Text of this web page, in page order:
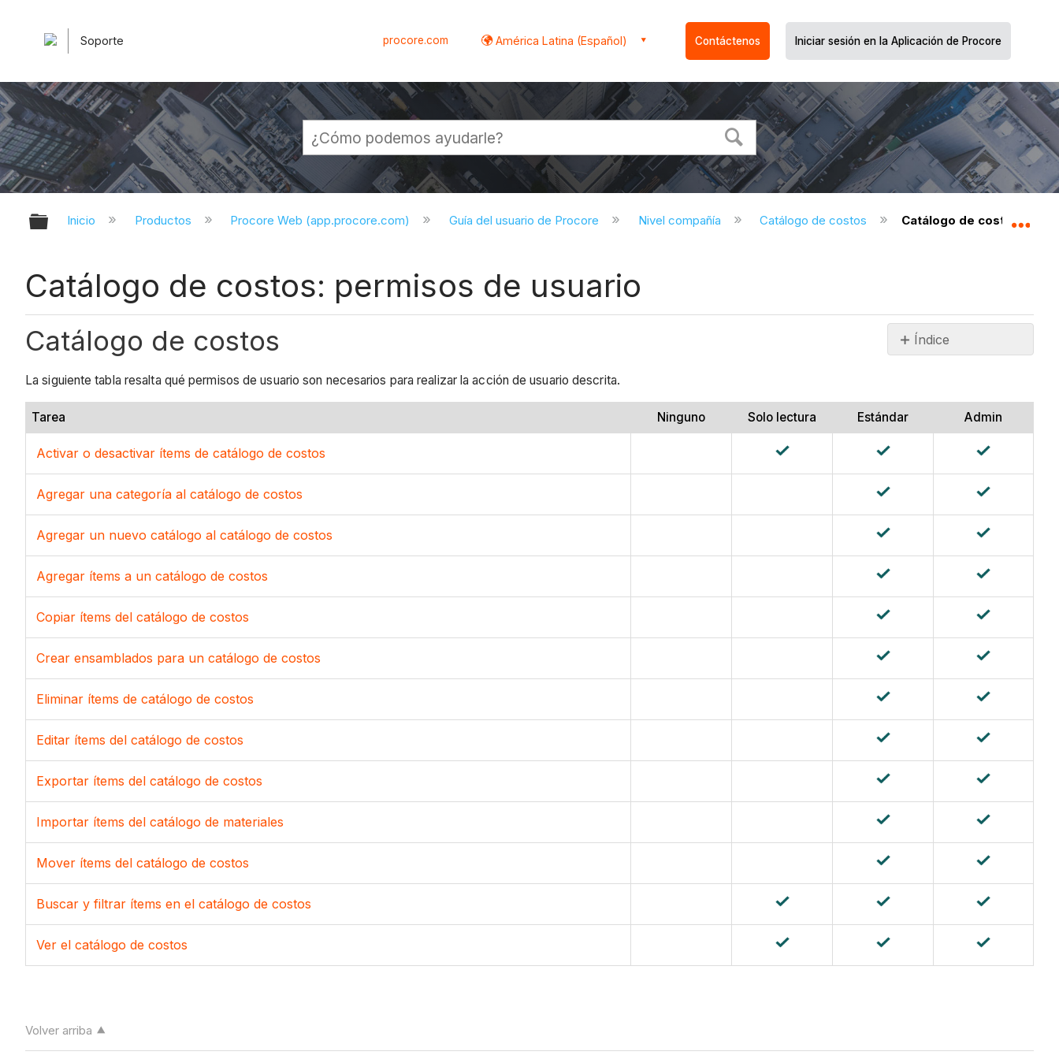
Soporte procore.com América Latina (Español) Contáctenos Iniciar sesión en la Aplicación de Procore
Expandir/contraer jerarquía global
Inicio Productos Procore Web (app.procore.com) Guía del usuario de Procore Nivel compañía Catálogo de costos Catálogo de costos:
Catálogo de costos: permisos de usuario
Índice
costos
Catálogo de costos
La siguiente tabla resalta qué permisos de usuario son necesarios para realizar la acción de usuario descrita.
Tarea Ninguno Solo lectura Estándar Admin
Activar o desactivar ítems de catálogo de costos
Agregar una categoría al catálogo de costos
Agregar un nuevo catálogo al catálogo de costos
Agregar ítems a un catálogo de costos
Copiar ítems del catálogo de costos
Crear ensamblados para un catálogo de costos
Eliminar ítems de catálogo de costos
Editar ítems del catálogo de costos
Exportar ítems del catálogo de costos
Importar ítems del catálogo de materiales
Mover ítems del catálogo de costos
Buscar y filtrar ítems en el catálogo de costos
Ver el catálogo de costos
Volver arriba